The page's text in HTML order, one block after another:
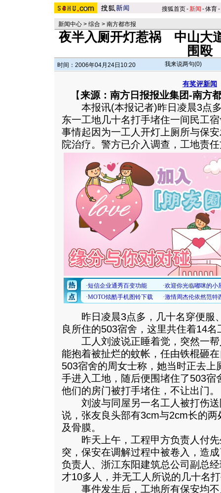
搜狐首页-新闻 -体育-
新闻中心 > 综合 > 南方都市报
夜半入厕开灯惹祸 中山大
围殴
时间：2006年04月24日10:20 我来说两句(0)
有奖评新闻
【来源：南方日报报业集团-南方
本报讯(本报记者)昨日凌晨3点多
东一工地几十名打手堵住一间民工
事情起因为一工人开灯上厕所与保
院治疗。警方已介入调查，工地责
昨日凌晨3点多，几十名穿便服
良所住的503宿舍，这里共住着14
工人刘波说正睡着觉，突然一帮
能抱着被扯烂的蚊帐，任由铁棍砸
503宿舍的周女士称，她当时正去上
手进入工地，随后便围堵住了503宿
他们的房门被打手堵住，不让出门。
刘波与同屋另一名工人被打伤送
说，张友良头部有3cm与2cm长的
及骨膜。
昨天上午，工程甲方负责人付先
突，保安在调解过程中被卷入，造
负责人、浙江东阳建筑总公司副总
才10多人，并无工人所说的几十名
事件发生后，工地所有保安均不